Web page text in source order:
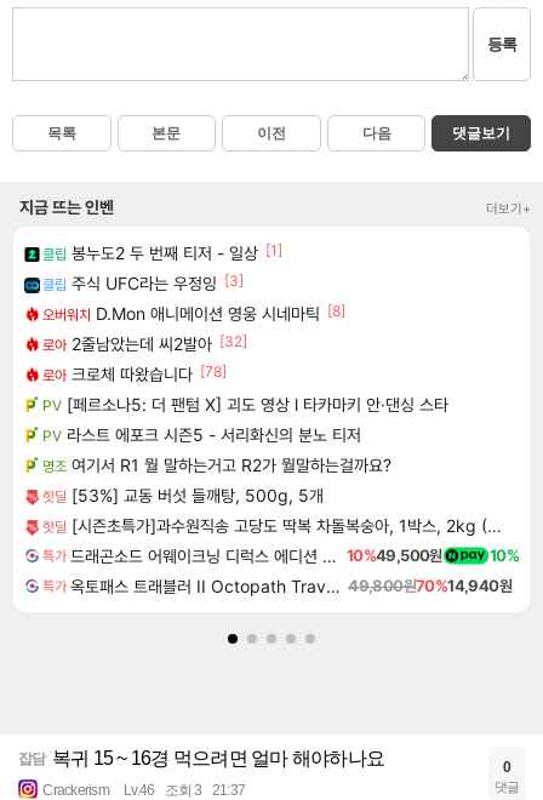
등록
목록 본문 이전 다음 댓글보기
지금 뜨는 인벤 더보기+
클립 봉누도2 두 번째 티저 - 일상 [1]
클립 주식 UFC라는 우정잉 [3]
오버워치 D.Mon 애니메이션 영웅 시네마틱 [8]
로아 2줄남았는데 씨2발아 [32]
로아 크로체 따왔습니다 [78]
PV [페르소나5: 더 팬텀 X] 괴도 영상 l 타카마키 안·댄싱 스타
PV 라스트 에포크 시즌5 - 서리화신의 분노 티저
명조 여기서 R1 뭘 말하는거고 R2가 뭘말하는걸까요?
핫딜 [53%] 교동 버섯 들깨탕, 500g, 5개
핫딜 [시즌초특가]과수원직송 고당도 딱복 차돌복숭아, 1박스, 2kg (9-10과)
특가 드래곤소드 어웨이크닝 디럭스 에디션 DragonSword Awakening Deluxe Edition 10%49,500원 10%
특가 옥토패스 트래블러 II Octopath Traveler II 49,800원70%14,940원
잡담 복귀 15 ~ 16경 먹으려면 얼마 해야하나요
Crackerism Lv.46 조회 3 21:37
0
댓글